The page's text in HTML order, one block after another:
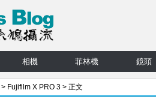
相機 菲林機 鏡頭
> Fujifilm X PRO 3 > 正文